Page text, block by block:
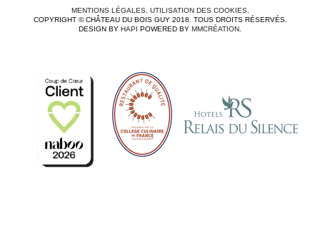
MENTIONS LÉGALES. UTILISATION DES COOKIES.
COPYRIGHT © CHÂTEAU DU BOIS GUY 2018. TOUS DROITS RÉSERVÉS.
DESIGN BY HAPI POWERED BY MMCRÉATION.